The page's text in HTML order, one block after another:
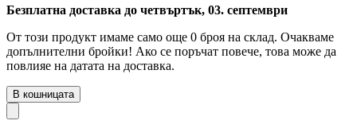
Безплатна доставка до четвъртък, 03. септември
От този продукт имаме само още 0 броя на склад. Очакваме
допълнителни бройки! Ако се поръчат повече, това може да
повлияе на датата на доставка.
В кошницата